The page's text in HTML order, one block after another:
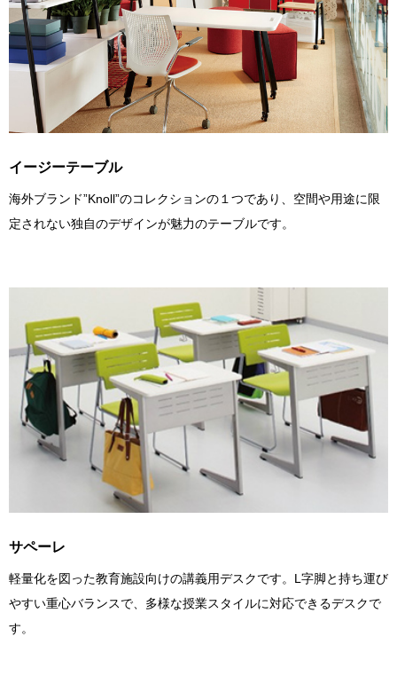
イージーテーブル
海外ブランド”Knoll”のコレクションの１つであり、空間や用途に限
定されない独自のデザインが魅力のテーブルです。
サペーレ
軽量化を図った教育施設向けの講義用デスクです。L字脚と持ち運び
やすい重心バランスで、多様な授業スタイルに対応できるデスクで
す。